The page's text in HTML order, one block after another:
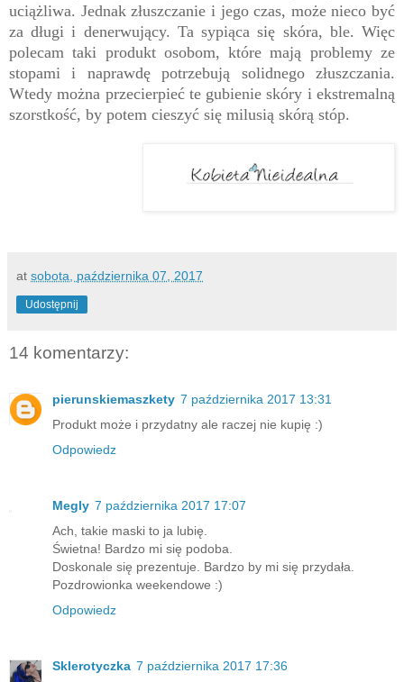
uciążliwa. Jednak złuszczanie i jego czas, może nieco być
za długi i denerwujący. Ta sypiąca się skóra, ble. Więc
polecam taki produkt osobom, które mają problemy ze
stopami i naprawdę potrzebują solidnego złuszczania.
Wtedy można przecierpieć te gubienie skóry i ekstremalną
szorstkość, by potem cieszyć się milusią skórą stóp.
at sobota, października 07, 2017
Udostępnij
14 komentarzy:
pierunskiemaszkety 7 października 2017 13:31
Produkt może i przydatny ale raczej nie kupię :)
Odpowiedz
Megly 7 października 2017 17:07
Ach, takie maski to ja lubię.
Świetna! Bardzo mi się podoba.
Doskonale się prezentuje. Bardzo by mi się przydała.
Pozdrowionka weekendowe :)
Odpowiedz
Sklerotyczka 7 października 2017 17:36